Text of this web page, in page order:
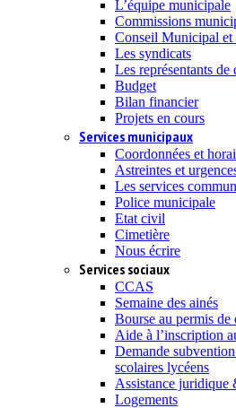
L’équipe municipale
Commissions
Conseil Municipal et
Les syndicats
Les représentants de
Budget
Bilan financier
Projets en cours
Services municipaux
Coordonnées et
Astreintes et
Les services
Police municipale
Etat civil
Cimetière
Nous écrire
Services sociaux
CCAS
Semaine des ainés
Bourse au permis de
Aide à l’inscription
Demande
scolaires lycéens
Assistance
Logements